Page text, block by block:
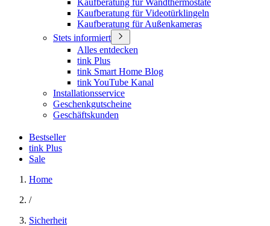
Kaufberatung für Wandthermostate
Kaufberatung für Videotürklingeln
Kaufberatung für Außenkameras
Stets informiert
Alles entdecken
tink Plus
tink Smart Home Blog
tink YouTube Kanal
Installationsservice
Geschenkgutscheine
Geschäftskunden
Bestseller
tink Plus
Sale
Home
/
Sicherheit